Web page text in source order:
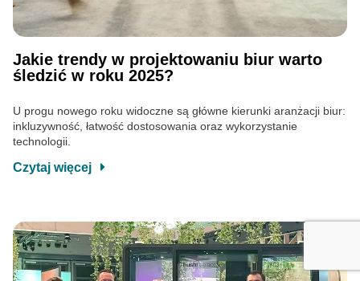
Jakie trendy w projektowaniu biur warto
śledzić w roku 2025?
U progu nowego roku widoczne są główne kierunki aranżacji biur:
inkluzywność, łatwość dostosowania oraz wykorzystanie
technologii.
Czytaj więcej